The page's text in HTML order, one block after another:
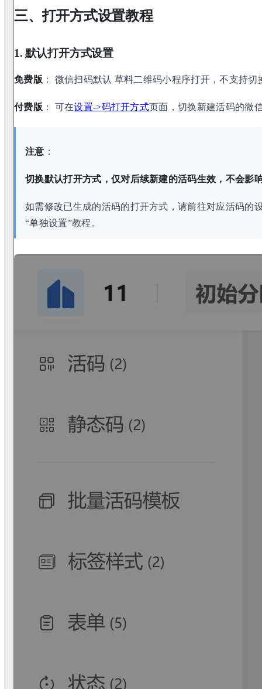
三、打开方式设置教程
1. 默认打开方式设置
免费版 ： 微信扫码默认 草料二维码小程序打开，不支持
付费版 ： 可在设置->码打开方式页面，切换新建活码的微
注意 ：
切换默认打开方式，仅对后续新建的活码生效，不会影
如需修改已生成的活码的打开方式，请前往对应活码的
“单独设置”教程。